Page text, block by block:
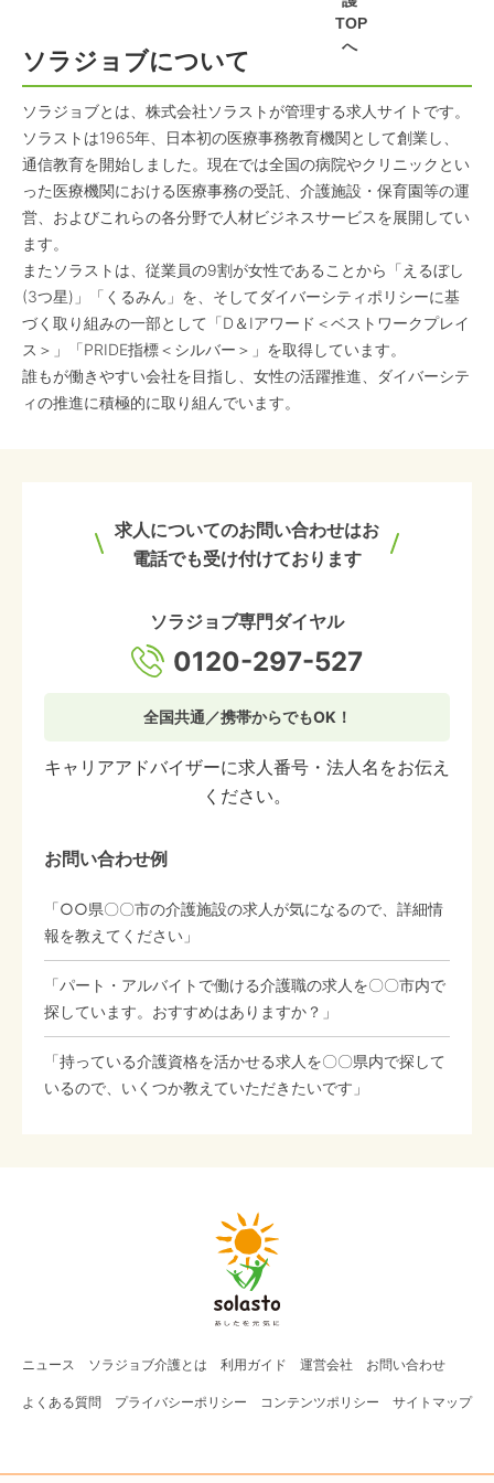
TOP
へ
ソラジョブについて
ソラジョブとは、株式会社ソラストが管理する求人サイトです。
ソラストは1965年、日本初の医療事務教育機関として創業し、
通信教育を開始しました。現在では全国の病院やクリニックとい
った医療機関における医療事務の受託、介護施設・保育園等の運
営、およびこれらの各分野で人材ビジネスサービスを展開してい
ます。
またソラストは、従業員の9割が女性であることから「えるぼし
(3つ星)」「くるみん」を、そしてダイバーシティポリシーに基
づく取り組みの一部として「D＆Iアワード＜ベストワークプレイ
ス＞」「PRIDE指標＜シルバー＞」を取得しています。
誰もが働きやすい会社を目指し、女性の活躍推進、ダイバーシテ
ィの推進に積極的に取り組んでいます。
求人についてのお問い合わせはお
電話でも受け付けております
ソラジョブ専門ダイヤル
0120-297-527
全国共通／携帯からでもOK！
キャリアアドバイザーに求人番号・法人名をお伝え
ください。
お問い合わせ例
「○○県〇〇市の介護施設の求人が気になるので、詳細情
報を教えてください」
「パート・アルバイトで働ける介護職の求人を〇〇市内で
探しています。おすすめはありますか？」
「持っている介護資格を活かせる求人を〇〇県内で探して
いるので、いくつか教えていただきたいです」
ニュース ソラジョブ介護とは 利用ガイド 運営会社 お問い合わせ
よくある質問 プライバシーポリシー コンテンツポリシー サイトマップ